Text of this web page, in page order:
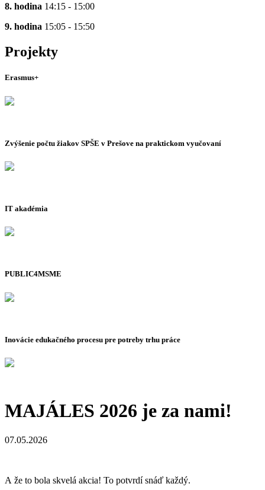
8. hodina 14:15 - 15:00
9. hodina 15:05 - 15:50
Projekty
Erasmus+
Zvýšenie počtu žiakov SPŠE v Prešove na praktickom vyučovaní
IT akadémia
PUBLIC4MSME
Inovácie edukačného procesu pre potreby trhu práce
MAJÁLES 2026 je za nami!
07.05.2026
A že to bola skvelá akcia! To potvrdí snáď každý.